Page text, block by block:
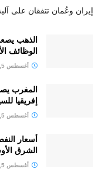
إيران وعُمان تتفقان على
الذهب
الوظائف
أغسطس 5, 2026
المغرب
إفريقيا
أغسطس 5, 2026
أسعار
الشرق
أغسطس 5, 2026